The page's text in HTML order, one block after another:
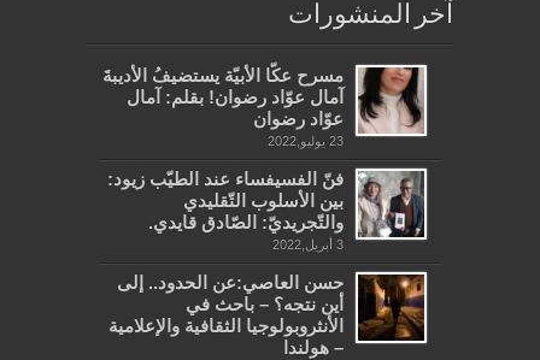
آخر المنشورات
مسرح عكّا الأبيّة يستضيفُ الأديبةَ
آمال عوّاد رضوان! بقلم: آمال
عوّاد رضوان
23 يوليو,2022
فنّ الفسيفساء عند الطيّب زيود:
بين الأسلوب التّقليدي
والتّجريديّ: الصّادق قايدي.
3 أبريل,2022
حسن العاصي:عن الحدود.. إلى
أين نتجه؟ – باحث في
الأنثروبولوجيا الثقافية والإعلامية
– هولندا